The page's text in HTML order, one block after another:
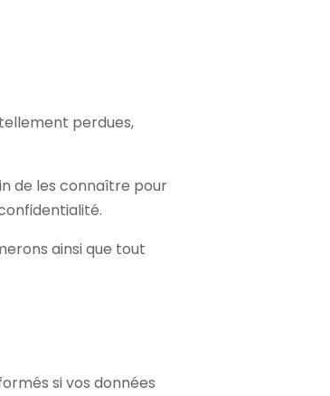
perdues,
de les connaître pour
ainsi que tout
si vos données